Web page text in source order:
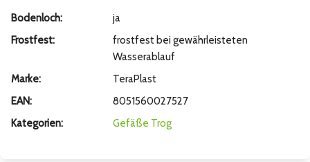
Bodenloch:
ja
Frostfest:
frostfest bei gewährleisteten
Wasserablauf
Marke:
TeraPlast
EAN:
8051560027527
Kategorien:
Gefäße Trog